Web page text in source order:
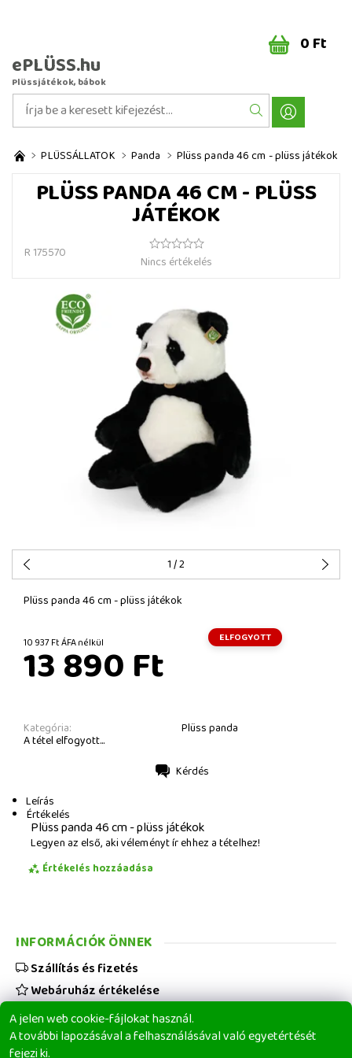
ePLÜSS.hu
Plüssjátékok, bábok
0 Ft
PLÜSSÁLLATOK Panda Plüss panda 46 cm - plüss játékok
PLÜSS PANDA 46 CM - PLÜSS
JÁTÉKOK
R 175570
Nincs értékelés
1/ 2
Plüss panda 46 cm - plüss játékok
10 937 Ft ÁFA nélkül ELFOGYOTT
13 890 Ft
Kategória: Plüss panda
A tétel elfogyott...
Kérdés
Leírás
Értékelés
Plüss panda 46 cm - plüss játékok
Legyen az első, aki véleményt ír ehhez a tételhez!
Értékelés hozzáadása
A jelen web cookie-fájlokat használ.
A további lapozásával a felhasználásával való egyetértését
fejezi ki.
INFORMÁCIÓK ÖNNEK
Szállítás és fizetés
Webáruház értékelése
Viszonteladóknak
Üzleti feltételek